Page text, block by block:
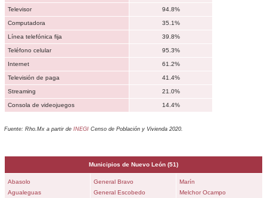
Televisor 94.8%
Computadora 35.1%
Línea telefónica fija 39.8%
Teléfono celular 95.3%
Internet 61.2%
Televisión de paga 41.4%
Streaming 21.0%
Consola de videojuegos 14.4%
Fuente: Rho.Mx a partir de INEGI Censo de Población y Vivienda 2020.
Municipios de Nuevo León (51)
Abasolo
Agualeguas
General Bravo
General Escobedo
Marín
Melchor Ocampo